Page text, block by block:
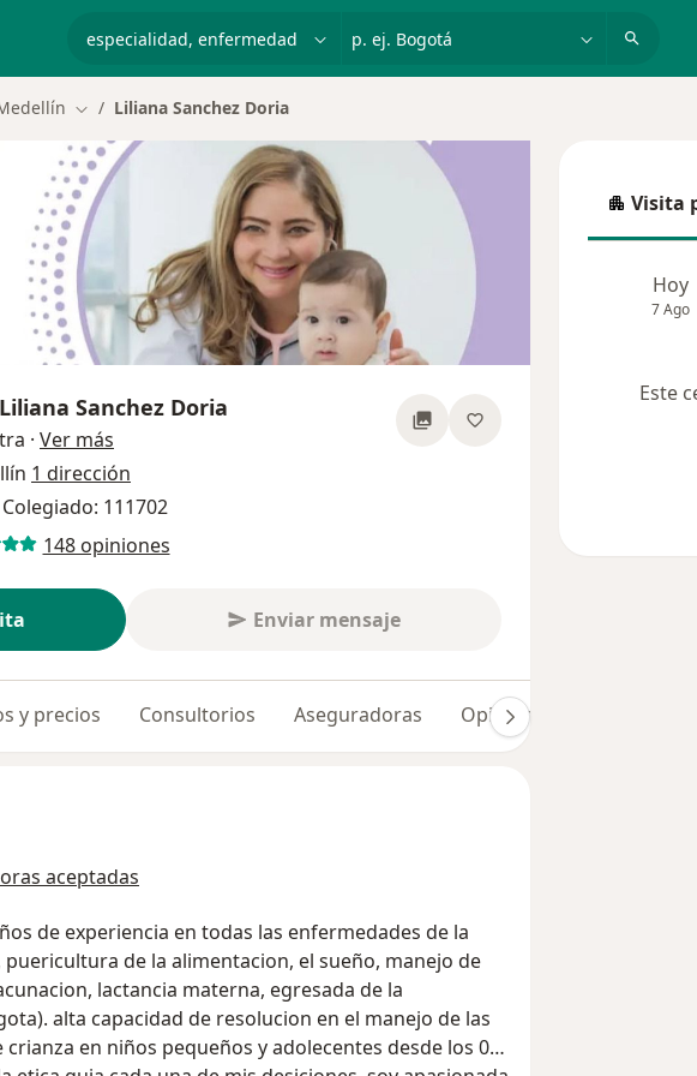
p. ej. Bogotá
Cambiar de ciudad
Liliana Sanchez Doria
Liliana Sanchez Doria
· Ver más
1 dirección
111702
148 opiniones
Enviar mensaje
y precios Consultorios Aseguradoras Opiniones (148)
aceptadas
de experiencia en todas las enfermedades de la
de la alimentacion, el sueño, manejo de
lactancia materna, egresada de la
alta capacidad de resolucion en el manejo de las
en niños pequeños y adolecentes desde los 0
Visita
Visita
Hoy
7 Ago
Este